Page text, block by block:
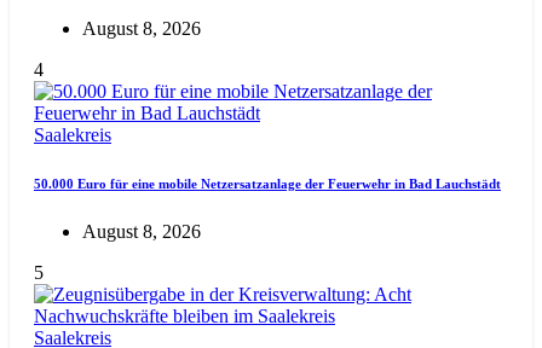
August 8, 2026
4
Saalekreis
50.000 Euro für eine mobile Netzersatzanlage der Feuerwehr in Bad Lauchstädt
August 8, 2026
5
Saalekreis